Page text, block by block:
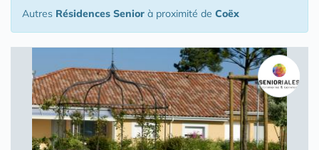
Autres Résidences Senior à proximité de Coëx